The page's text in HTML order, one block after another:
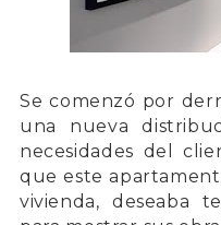
Se comenzó por
una nueva
necesidades del
que este
vivienda, deseaba